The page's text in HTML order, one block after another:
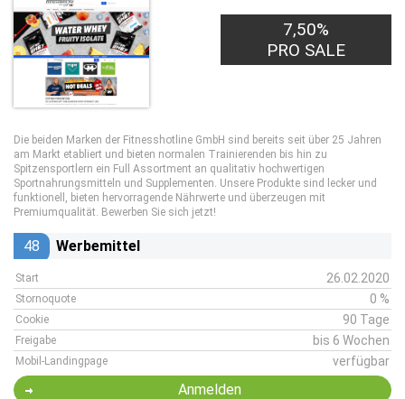
7,50%
PRO SALE
Die beiden Marken der Fitnesshotline GmbH sind bereits seit über 25 Jahren
am Markt etabliert und bieten normalen Trainierenden bis hin zu
Spitzensportlern ein Full Assortment an qualitativ hochwertigen
Sportnahrungsmitteln und Supplementen. Unsere Produkte sind lecker und
funktionell, bieten hervorragende Nährwerte und überzeugen mit
Premiumqualität. Bewerben Sie sich jetzt!
48 Werbemittel
Start 26.02.2020
Stornoquote 0 %
Cookie 90 Tage
Freigabe bis 6 Wochen
Mobil-Landingpage verfügbar
Anmelden